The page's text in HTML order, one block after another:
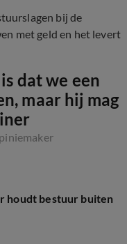
bij de
met geld en het levert
dat we een
maar hij mag
houdt bestuur buiten